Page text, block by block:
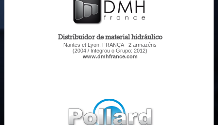
Distribuidor de material hidráulico
Nantes et Lyon, FRANÇA - 2 armazéns
(2004 / Integrou o Grupo: 2012)
www.dmhfrance.com